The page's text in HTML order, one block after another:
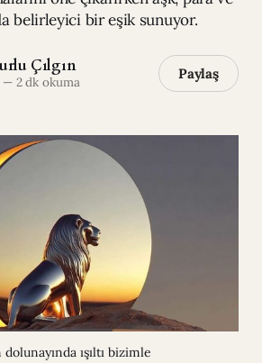
belirleyici bir eşik sunuyor.
Çılgın
—2 dk okuma Paylaş
dolunayında ışıltı bizimle